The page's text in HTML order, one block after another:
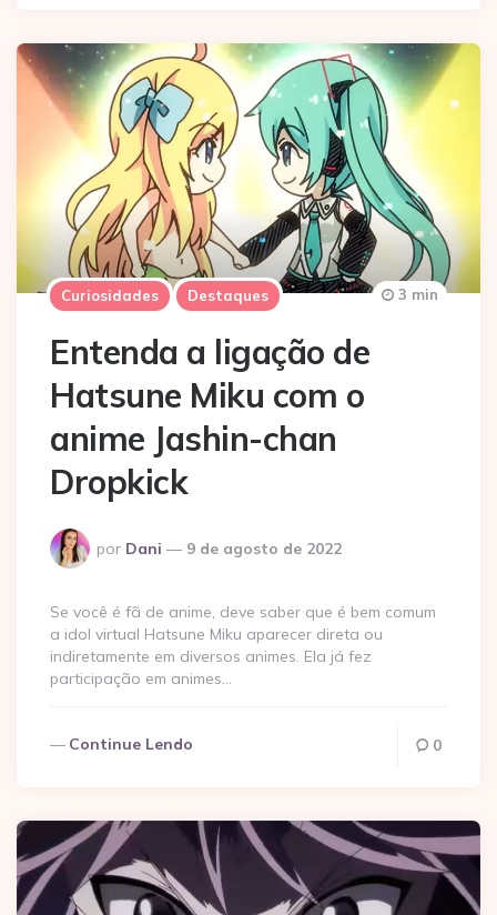
Curiosidades Destaques
Entenda a ligação de
Hatsune Miku com o
anime Jashin-chan
Dropkick
Postado
por
por Dani 9 de agosto de 2022
3 min
Se você é fã de anime, deve saber que é bem comum
a idol virtual Hatsune Miku aparecer direta ou
indiretamente em diversos animes. Ela já fez
participação em animes…
Continue Lendo 0